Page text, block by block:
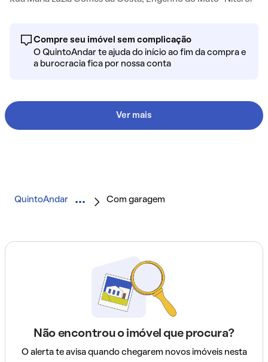
Compre seu imóvel sem complicação
O QuintoAndar te ajuda do início ao fim da compra e
a burocracia fica por nossa conta
Ver mais
QuintoAndar Com garagem
Não encontrou o imóvel que procura?
O alerta te avisa quando chegarem novos imóveis nesta